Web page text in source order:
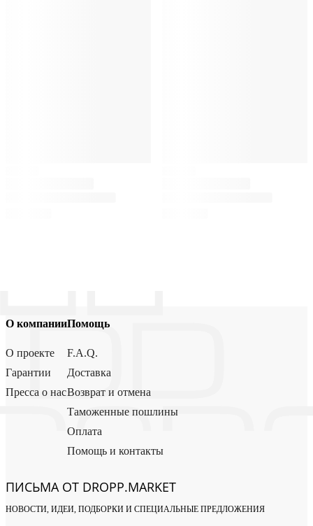
О компании
О проекте
Гарантии
Пресса о нас
Помощь
F.A.Q.
Доставка
Возврат и отмена
Таможенные пошлины
Оплата
Помощь и контакты
ПИСЬМА ОТ DROPP.MARKET
НОВОСТИ, ИДЕИ, ПОДБОРКИ И СПЕЦИАЛЬНЫЕ ПРЕДЛОЖЕНИЯ